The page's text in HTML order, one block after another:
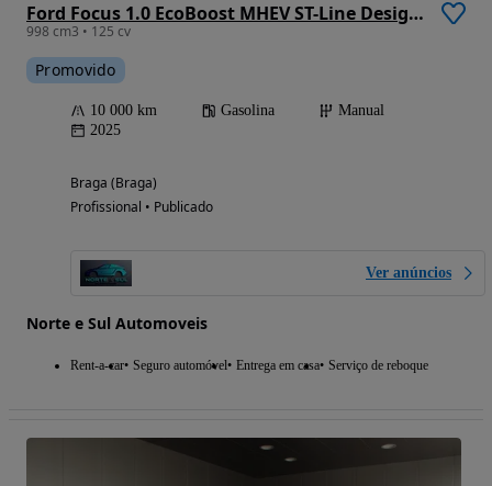
Ford Focus 1.0 EcoBoost MHEV ST-Line Design SIP
998 cm3 • 125 cv
Promovido
10 000 km Gasolina
Manual
2025
Braga (Braga)
Profissional • Publicado
Ver anúncios
Norte e Sul Automoveis
Rent-a-car Seguro automóvel Entrega em casa Serviço de reboque